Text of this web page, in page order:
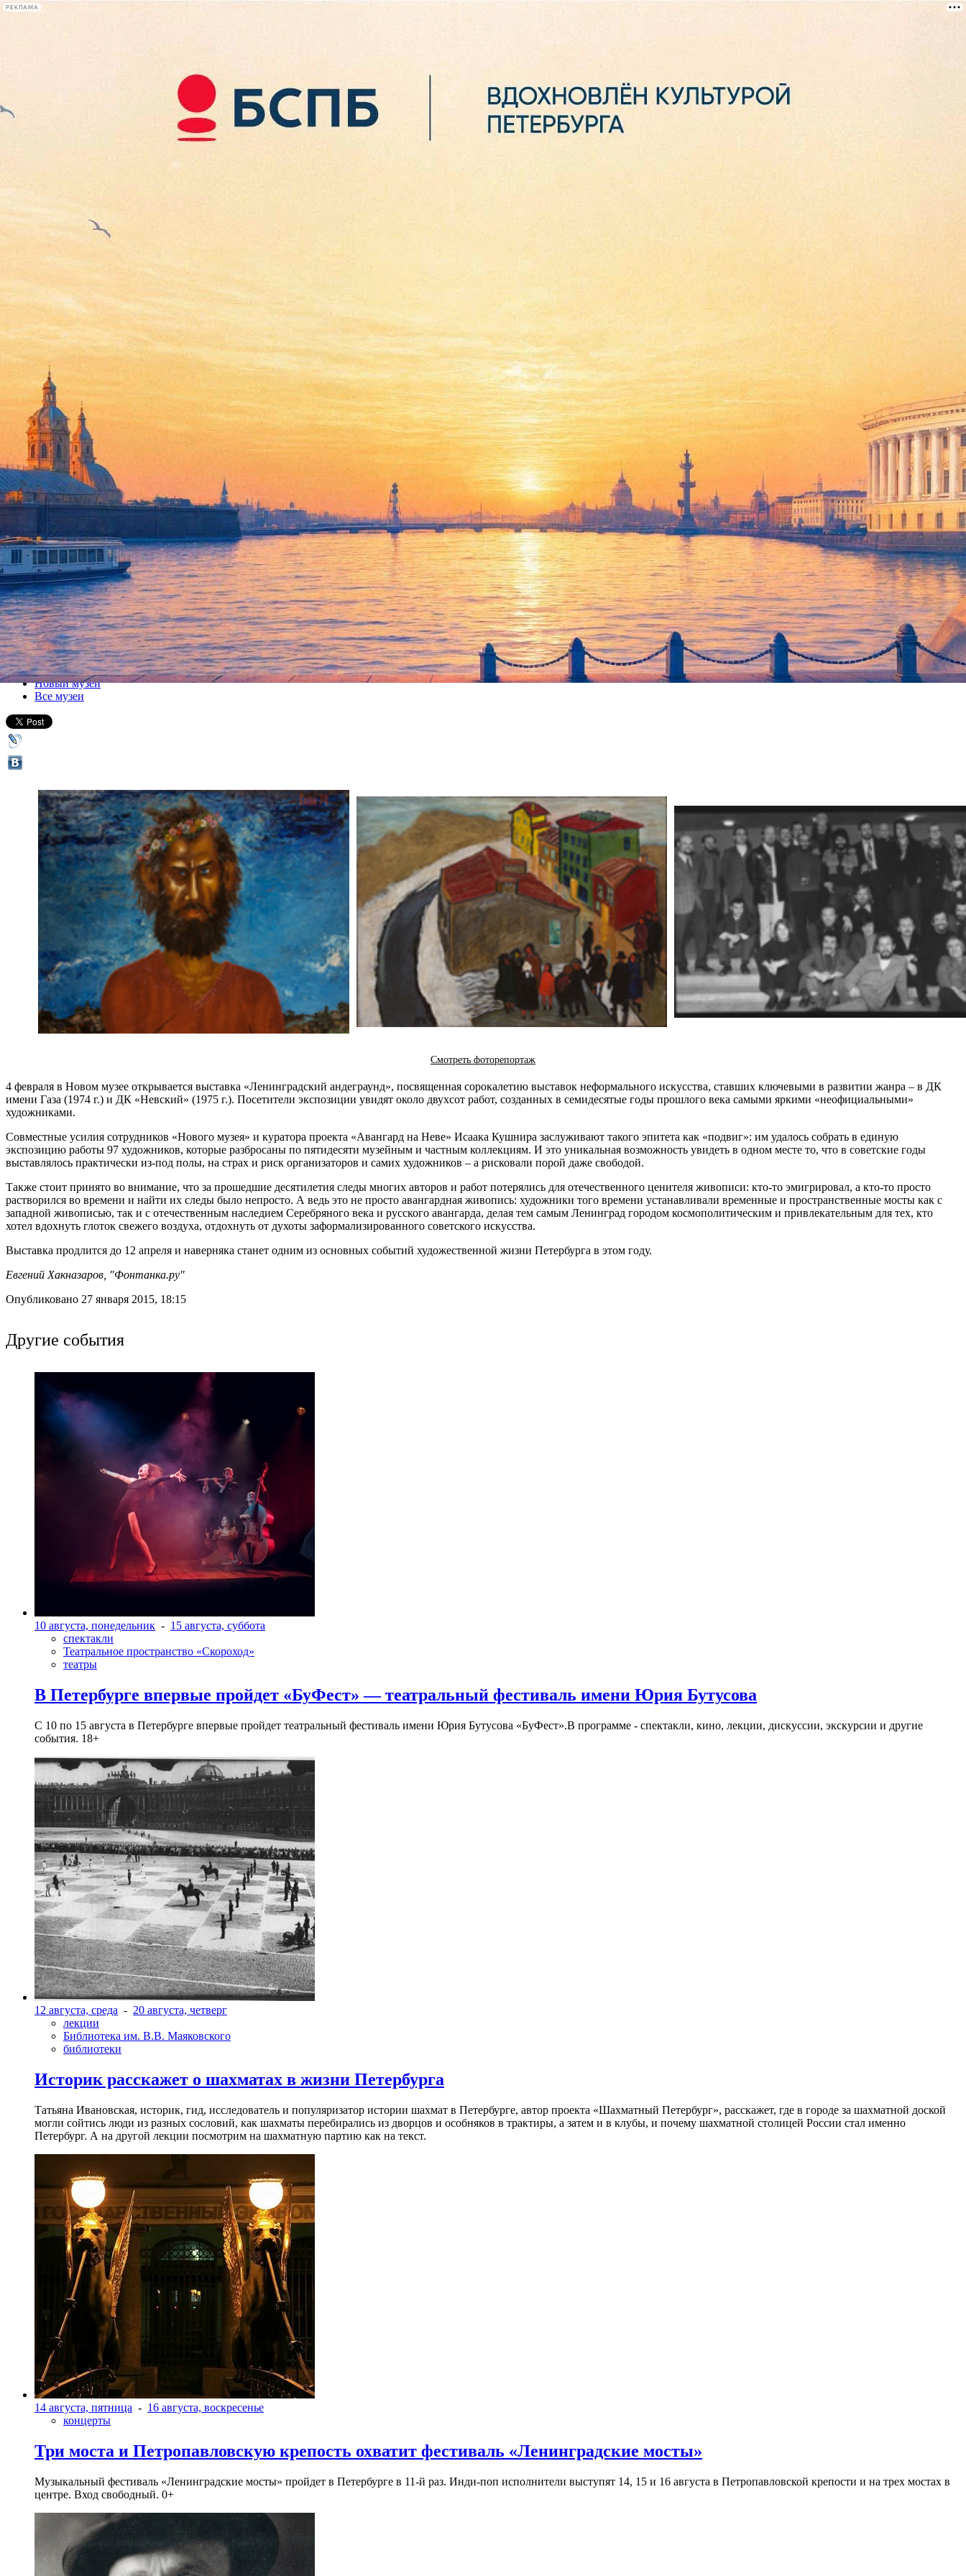
РЕКЛАМА
лекции
книги
Большая выставка работ «Ленинградского андеграунда» открывается в Новом музее
04 февраля 2015, среда-04 марта 2015, среда
Версия для печати
Все выставки
Новый музей
Все музеи
Смотреть фоторепортаж
4 февраля в Новом музее открывается выставка «Ленинградский андеграунд», посвященная сорокалетию выставок неформального искусства, ставших ключевыми в развитии жанра – в ДК
имени Газа (1974 г.) и ДК «Невский» (1975 г.). Посетители экспозиции увидят около двухсот работ, созданных в семидесятые годы прошлого века самыми яркими «неофициальными»
художниками.
Совместные усилия сотрудников «Нового музея» и куратора проекта «Авангард на Неве» Исаака Кушнира заслуживают такого эпитета как «подвиг»: им удалось собрать в единую
экспозицию работы 97 художников, которые разбросаны по пятидесяти музейным и частным коллекциям. И это уникальная возможность увидеть в одном месте то, что в советские годы
выставлялось практически из-под полы, на страх и риск организаторов и самих художников – а рисковали порой даже свободой.
Также стоит принято во внимание, что за прошедшие десятилетия следы многих авторов и работ потерялись для отечественного ценителя живописи: кто-то эмигрировал, а кто-то просто
растворился во времени и найти их следы было непросто. А ведь это не просто авангардная живопись: художники того времени устанавливали временные и пространственные мосты как с
западной живописью, так и с отечественным наследием Серебряного века и русского авангарда, делая тем самым Ленинград городом космополитическим и привлекательным для тех, кто
хотел вдохнуть глоток свежего воздуха, отдохнуть от духоты заформализированного советского искусства.
Выставка продлится до 12 апреля и наверняка станет одним из основных событий художественной жизни Петербурга в этом году.
Евгений Хакназаров, "Фонтанка.ру"
Опубликовано 27 января 2015, 18:15
Другие события
10 августа, понедельник - 15 августа, суббота
спектакли
Театральное пространство «Скороход»
театры
В Петербурге впервые пройдет «БуФест» — театральный фестиваль имени Юрия Бутусова
С 10 по 15 августа в Петербурге впервые пройдет театральный фестиваль имени Юрия Бутусова «БуФест».В программе - спектакли, кино, лекции, дискуссии, экскурсии и другие
события. 18+
12 августа, среда - 20 августа, четверг
лекции
Библиотека им. В.В. Маяковского
библиотеки
Историк расскажет о шахматах в жизни Петербурга
Татьяна Ивановская, историк, гид, исследователь и популяризатор истории шахмат в Петербурге, автор проекта «Шахматный Петербург», расскажет, где в городе за шахматной доской
могли сойтись люди из разных сословий, как шахматы перебирались из дворцов и особняков в трактиры, а затем и в клубы, и почему шахматной столицей России стал именно
Петербург. А на другой лекции посмотрим на шахматную партию как на текст.
14 августа, пятница - 16 августа, воскресенье
концерты
Три моста и Петропавловскую крепость охватит фестиваль «Ленинградские мосты»
Музыкальный фестиваль «Ленинградские мосты» пройдет в Петербурге в 11-й раз. Инди-поп исполнители выступят 14, 15 и 16 августа в Петропавловской крепости и на трех мостах в
центре. Вход свободный. 0+